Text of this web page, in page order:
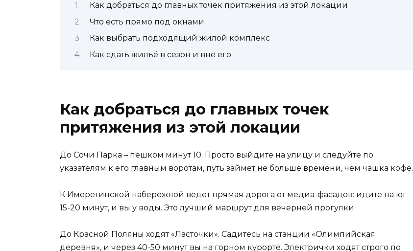
Как добраться до главных точек притяжения из этой локации
Что есть прямо под окнами
Как выбрать подходящий жилой комплекс
Как сдать жильё в сезон и вне его
Как добраться до главных точек
притяжения из этой локации
До Сочи Парка – пешком минут 10. Просто выйдите на улицу и следуйте по
указателям к его главным воротам, путь займет не больше времени, чем чашка кофе.
К Имеретинской набережной ведет прямая дорога от медиа-фасадов: идите на юг
15-20 минут, и вы у воды. Это лучший маршрут для вечерней прогулки.
До Красной Поляны ходят «Ласточки». Садитесь на станции «Олимпийская
деревня», и через 40-50 минут вы на горном курорте. Электрички ходят строго по